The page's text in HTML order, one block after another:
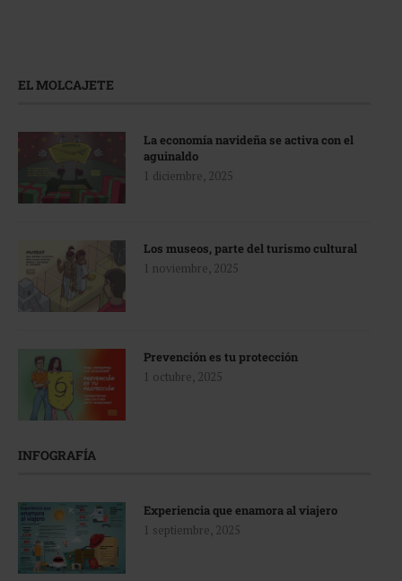
EL MOLCAJETE
La economía navideña se activa con el
aguinaldo
1 diciembre, 2025
Los museos, parte del turismo cultural
1 noviembre, 2025
Prevención es tu protección
1 octubre, 2025
INFOGRAFÍA
Experiencia que enamora al viajero
1 septiembre, 2025